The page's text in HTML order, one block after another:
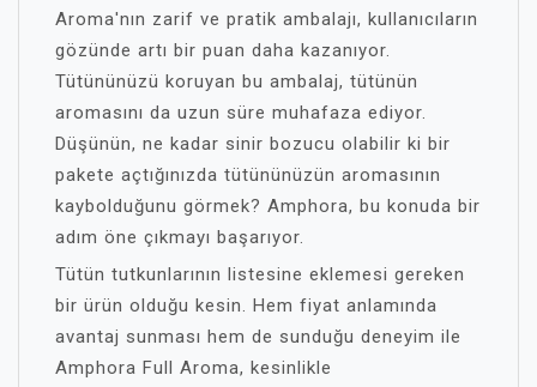
Aroma'nın zarif ve pratik ambalajı, kullanıcıların
gözünde artı bir puan daha kazanıyor.
Tütününüzü koruyan bu ambalaj, tütünün
aromasını da uzun süre muhafaza ediyor.
Düşünün, ne kadar sinir bozucu olabilir ki bir
pakete açtığınızda tütününüzün aromasının
kaybolduğunu görmek? Amphora, bu konuda bir
adım öne çıkmayı başarıyor.
Tütün tutkunlarının listesine eklemesi gereken
bir ürün olduğu kesin. Hem fiyat anlamında
avantaj sunması hem de sunduğu deneyim ile
Amphora Full Aroma, kesinlikle